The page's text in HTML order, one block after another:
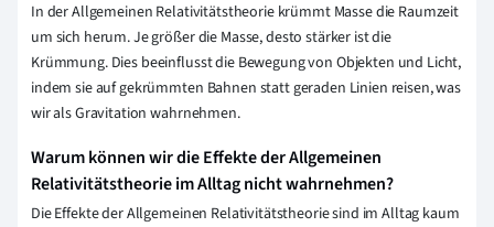
In der Allgemeinen Relativitätstheorie krümmt Masse die Raumzeit
um sich herum. Je größer die Masse, desto stärker ist die
Krümmung. Dies beeinflusst die Bewegung von Objekten und Licht,
indem sie auf gekrümmten Bahnen statt geraden Linien reisen, was
wir als Gravitation wahrnehmen.
Warum können wir die Effekte der Allgemeinen
Relativitätstheorie im Alltag nicht wahrnehmen?
Die Effekte der Allgemeinen Relativitätstheorie sind im Alltag kaum